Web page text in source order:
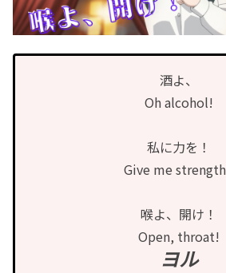
酒よ、
Oh alcohol!
私に力を！
Give me
喉よ、開け！
Open, throat!
ヨル